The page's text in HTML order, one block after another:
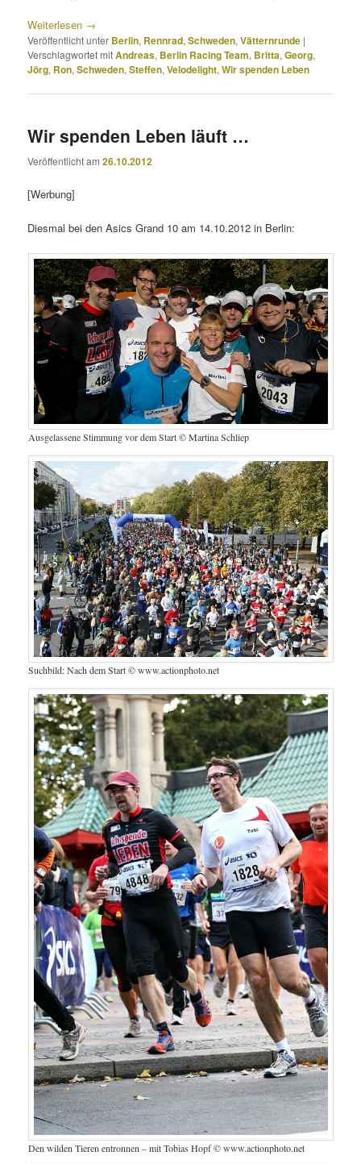
Weiterlesen →
Veröffentlicht unter Berlin, Rennrad,Schweden,Vätternrunde |
Verschlagwortet mitAndreas, Berlin Racing Team, Britta,Georg,
Jörg, Ron,Schweden,Steffen,Velodelight,Wir spenden Leben
Wir spenden Leben läuft …
Veröffentlicht am26.10.2012
[Werbung]
Diesmal bei den Asics Grand 10 am 14.10.2012 in Berlin:
Ausgelassene Stimmung vor dem Start © Martina Schliep
Suchbild: Nach dem Start © www.actionphoto.net
Den wilden Tieren entronnen – mit Tobias Hopf © www.actionphoto.net